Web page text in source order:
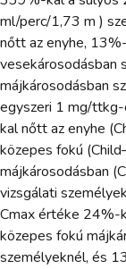
ml/perc/1,73 m )
nőtt az enyhe,
vesekárosodásban
májkárosodásban
egyszeri 1 mg/
kal nőtt az enyhe
közepes fokú
májkárosodásban
vizsgálati
Cmax értéke 24%-
közepes fokú
személyeknél, és